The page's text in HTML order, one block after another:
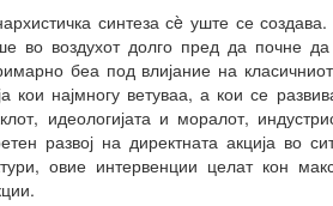
синтеза сè уште се
во воздухот долго пред да почне
беа под влијание на
кои најмногу ветуваа, а кои се
идеологијата и моралот,
развој на директната акција
овие интервенции целат кон